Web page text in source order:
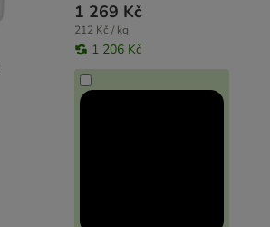
1 269 Kč
212 Kč / kg
1 206 Kč